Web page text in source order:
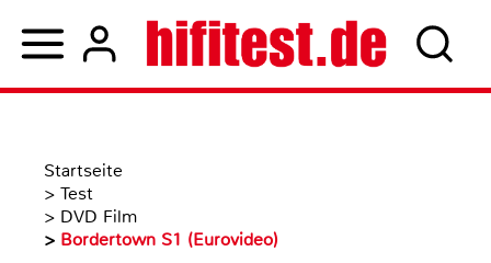
Startseite
> Test
> DVD Film
> Bordertown S1 (Eurovideo)